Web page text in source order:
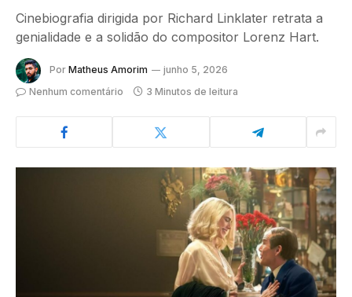
Cinebiografia dirigida por Richard Linklater retrata a
genialidade e a solidão do compositor Lorenz Hart.
Por Matheus Amorim
junho 5, 2026
Nenhum comentário
3 Minutos de leitura